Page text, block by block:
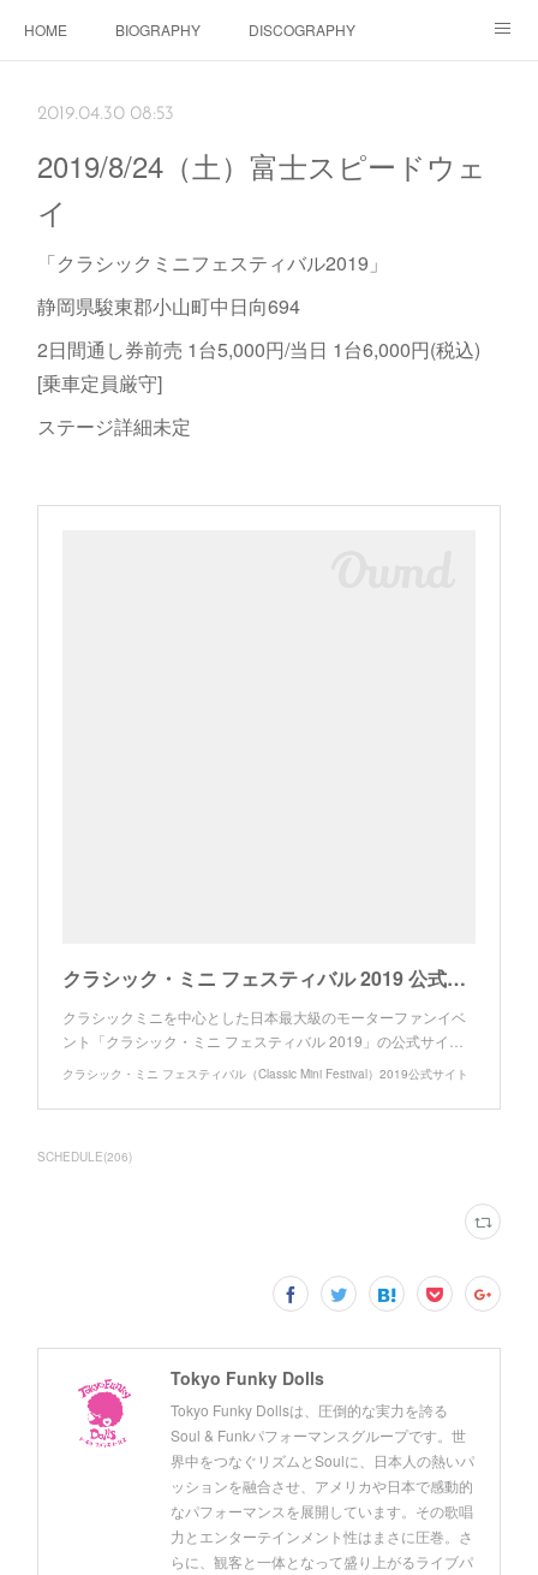
HOME BIOGRAPHY DISCOGRAPHY
2019.04.30 08:53
2019/8/24（土）富士スピードウェ
イ
「クラシックミニフェスティバル2019」
静岡県駿東郡小山町中日向694
2日間通し券前売 1台5,000円/当日 1台6,000円(税込)
[乗車定員厳守]
ステージ詳細未定
クラシック・ミニ フェスティバル 2019 公式サイト TOP
クラシックミニを中心とした日本最大級のモーターファンイベ
ント「クラシック・ミニ フェスティバル 2019」の公式サイ…
クラシック・ミニ フェスティバル（Classic Mini Festival）2019公式サイト
SCHEDULE(206)
Tokyo Funky Dolls
Tokyo Funky Dollsは、圧倒的な実力を誇る
Soul & Funkパフォーマンスグループです。世
界中をつなぐリズムとSoulに、日本人の熱いパ
ッションを融合させ、アメリカや日本で感動的
なパフォーマンスを展開しています。その歌唱
力とエンターテインメント性はまさに圧巻。さ
らに、観客と一体となって盛り上がるライブパ